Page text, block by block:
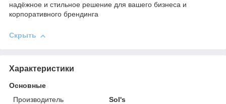
надёжное и стильное решение для вашего бизнеса и
корпоративного брендинга
Скрыть
Характеристики
Основные
Производитель
Sol's